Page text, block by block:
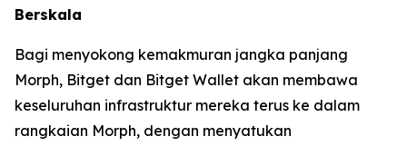
Berskala
Bagi menyokong kemakmuran jangka panjang
Morph, Bitget dan Bitget Wallet akan membawa
keseluruhan infrastruktur mereka terus ke dalam
rangkaian Morph, dengan menyatukan